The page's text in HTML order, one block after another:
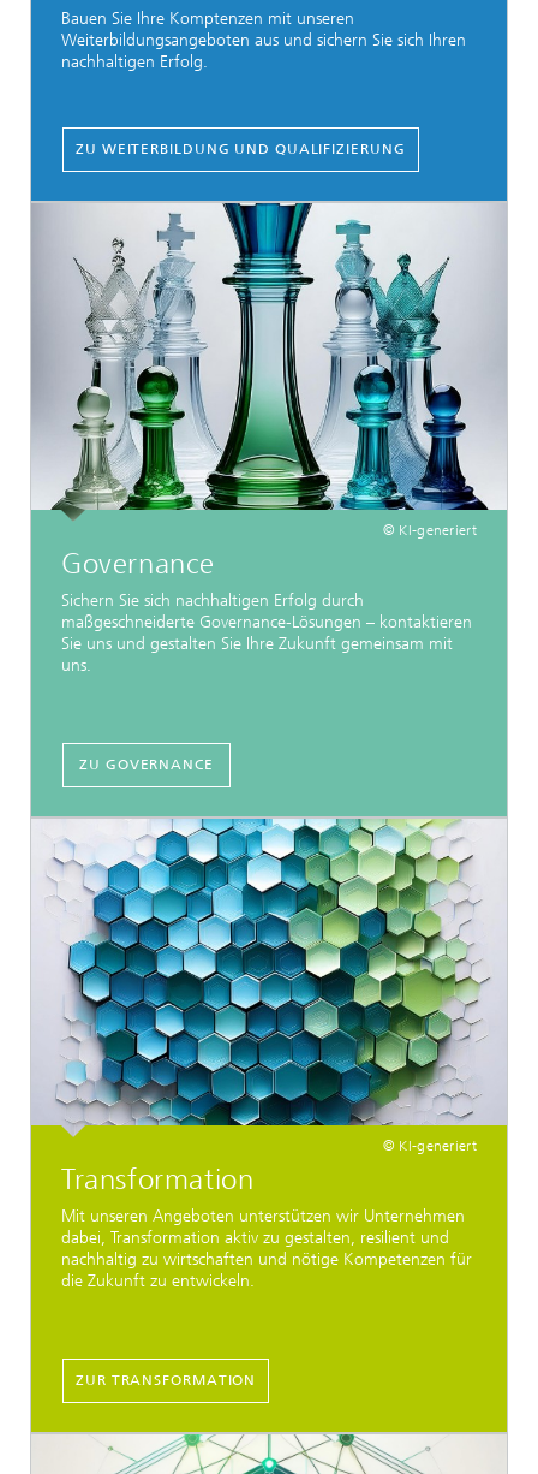
Bauen Sie Ihre Komptenzen mit unseren
Weiterbildungsangeboten aus und sichern Sie sich Ihren
nachhaltigen Erfolg.
ZU WEITERBILDUNG UND QUALIFIZIERUNG
© KI-generiert
Governance
Sichern Sie sich nachhaltigen Erfolg durch
maßgeschneiderte Governance-Lösungen – kontaktieren
Sie uns und gestalten Sie Ihre Zukunft gemeinsam mit
uns.
ZU GOVERNANCE
© KI-generiert
Transformation
Mit unseren Angeboten unterstützen wir Unternehmen
dabei, Transformation aktiv zu gestalten, resilient und
nachhaltig zu wirtschaften und nötige Kompetenzen für
die Zukunft zu entwickeln.
ZUR TRANSFORMATION